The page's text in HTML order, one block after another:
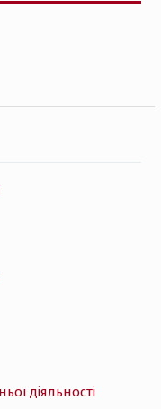
діяльності